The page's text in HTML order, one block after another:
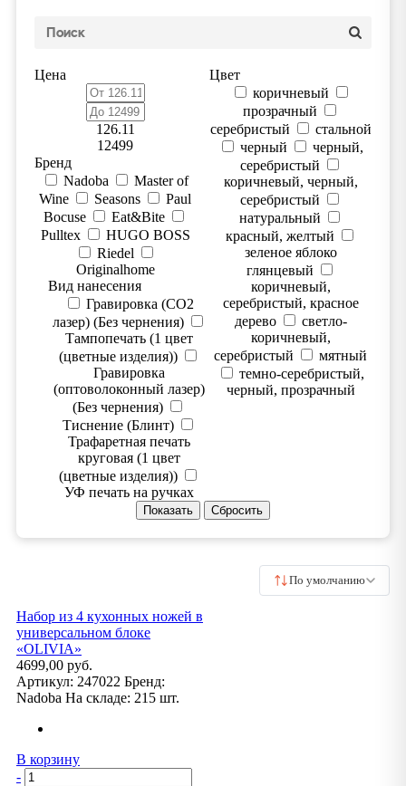
Цена
126.11
12499
Цвет
коричневый
прозрачный
серебристый
стальной
черный
черный,
серебристый
коричневый, черный,
серебристый
натуральный
красный, желтый
зеленое яблоко
глянцевый
коричневый,
серебристый, красное
дерево
светло-
коричневый,
серебристый
мятный
темно-серебристый,
черный, прозрачный
Бренд
Nadoba
Master of
Wine
Seasons
Paul
Bocuse
Eat&Bite
Pulltex
HUGO BOSS
Riedel
Originalhome
Вид нанесения
Гравировка (CO2
лазер) (Без чернения)
Тампопечать (1 цвет
(цветные изделия))
Гравировка
(оптоволоконный лазер)
(Без чернения)
Тиснение (Блинт)
Трафаретная печать
круговая (1 цвет
(цветные изделия))
УФ печать на ручках
По умолчанию
Набор из 4 кухонных ножей в
универсальном блоке
«OLIVIA»
4699,00 руб.
Артикул: 247022 Бренд:
Nadoba На складе: 215 шт.
В корзину
-